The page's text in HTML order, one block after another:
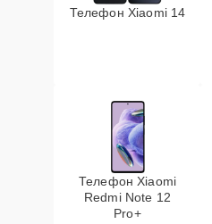
Телефон Xiaomi 14
Телефон Xiaomi
Redmi Note 12
Pro+